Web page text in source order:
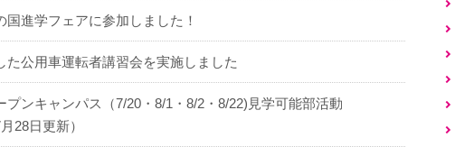
国進学フェアに参加しました！
た公用車運転者講習会を実施しました
プンキャンパス（7/20・8/1・8/2・8/22)見学可能部活動
28日更新）